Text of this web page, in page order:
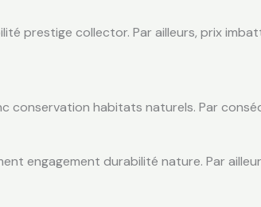
prestige collector. Par ailleurs, prix
conservation habitats naturels. Par
engagement durabilité nature. Par